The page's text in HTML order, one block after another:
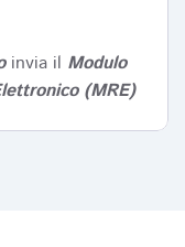
invia il Modulo
(MRE)